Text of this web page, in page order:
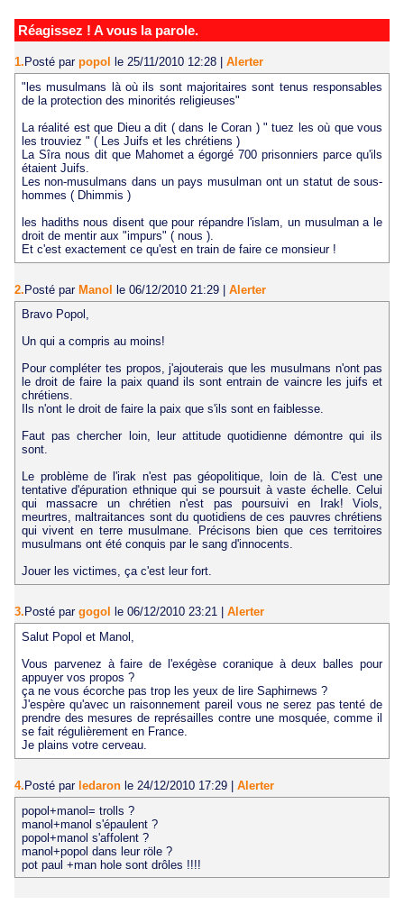
Réagissez ! A vous la parole.
1. Posté par popol le 25/11/2010 12:28
Alerter
"les musulmans là où ils sont majoritaires sont tenus responsables
de la protection des minorités religieuses"
La réalité est que Dieu a dit ( dans le Coran ) " tuez les où que vous
les trouviez " ( Les Juifs et les chrétiens )
La Sîra nous dit que Mahomet a égorgé 700 prisonniers parce qu'ils
étaient Juifs.
Les non-musulmans dans un pays musulman ont un statut de sous-
hommes ( Dhimmis )
les hadiths nous disent que pour répandre l'islam, un musulman a le
droit de mentir aux "impurs" ( nous ).
Et c'est exactement ce qu'est en train de faire ce monsieur !
2.Posté par Manol le 06/12/2010 21:29 | Alerter
Bravo Popol,
Un qui a compris au moins!
Pour compléter tes propos, j'ajouterais que les musulmans n'ont pas
le droit de faire la paix quand ils sont entrain de vaincre les juifs et
chrétiens.
Ils n'ont le droit de faire la paix que s'ils sont en faiblesse.
Faut pas chercher loin, leur attitude quotidienne démontre qui ils
sont.
Le problème de l'irak n'est pas géopolitique, loin de là. C'est une
tentative d'épuration ethnique qui se poursuit à vaste échelle. Celui
qui massacre un chrétien n'est pas poursuivi en Irak! Viols,
meurtres, maltraitances sont du quotidiens de ces pauvres chrétiens
qui vivent en terre musulmane. Précisons bien que ces territoires
musulmans ont été conquis par le sang d'innocents.
Jouer les victimes, ça c'est leur fort.
3. Posté par gogol le 06/12/2010 23:21
Alerter
Salut Popol et Manol,
Vous parvenez à faire de l'exégèse coranique à deux balles pour
appuyer vos propos ?
ça ne vous écorche pas trop les yeux de lire Saphirnews ?
J'espère qu'avec un raisonnement pareil vous ne serez pas tenté de
prendre des mesures de représailles contre une mosquée, comme il
se fait régulièrement en France.
Je plains votre cerveau.
4.Posté par ledaron le 24/12/2010 17:29 | Alerter
popol+manol= trolls ?
manol+manol s'épaulent ?
popol+manol s'affolent ?
manol+popol dans leur röle ?
pot paul +man hole sont drôles !!!!